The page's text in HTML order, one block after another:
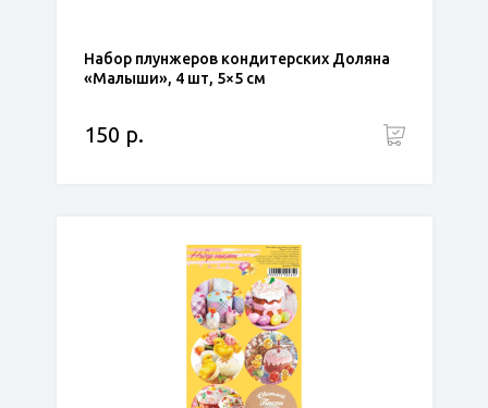
Набор плунжеров кондитерских Доляна
«Малыши», 4 шт, 5×5 см
150 р.